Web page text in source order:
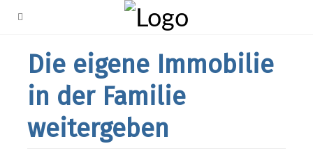
Die eigene Immobilie
in der Familie
weitergeben